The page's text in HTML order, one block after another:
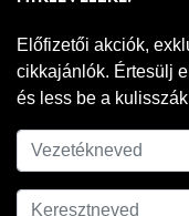
Előfizetői akciók,
cikkajánlók. Értesülj
és less be a